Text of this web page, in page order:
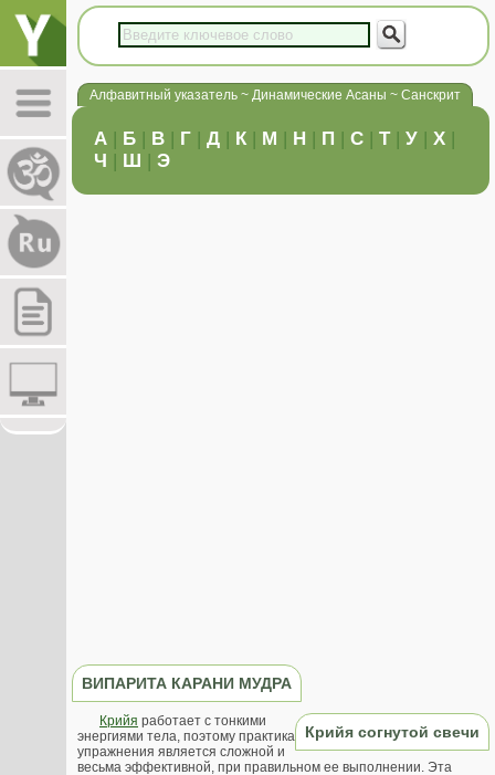
Алфавитный указатель ~ Динамические Асаны ~ Санскрит
А | Б | В | Г | Д | К | М | Н | П | С | Т| У | Х |
Ч | Ш | Э
ВИПАРИТА КАРАНИ МУДРА
Крийя согнутой свечи
Крийя работает с тонкими
энергиями тела, поэтому практика
упражнения является сложной и
весьма эффективной, при правильном ее выполнении. Эта